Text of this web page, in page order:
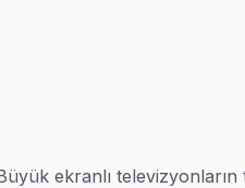
teknisyen kişilik
güncellemesi
kişilik ekibimiz her marka ve
ekranlı televizyonların